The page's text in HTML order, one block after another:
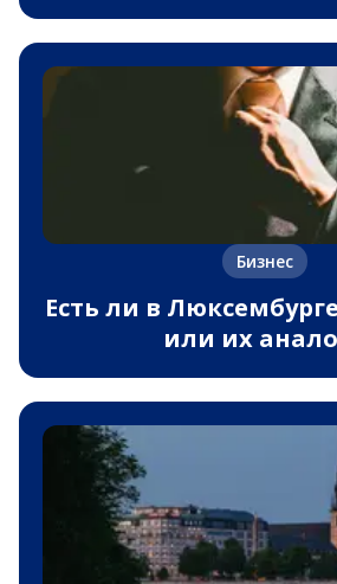
Бизнес
Есть ли в
или их